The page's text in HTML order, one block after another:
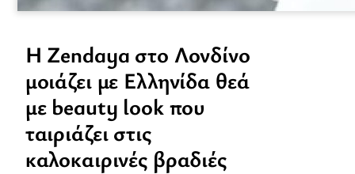
H Zendaya στο Λονδίνο
μοιάζει με Ελληνίδα θεά
με beauty look που
ταιριάζει στις
καλοκαιρινές βραδιές